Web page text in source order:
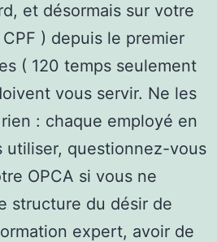
et désormais sur votre
) depuis le premier
( 120 temps seulement
vous servir. Ne les
: chaque employé en
utiliser, questionnez-vous
OPCA si vous ne
structure du désir de
expert, avoir de